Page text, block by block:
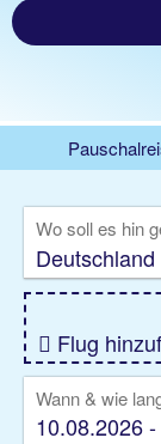
Rundreise
Gruppenreise
Wo soll es hin
Flug
Wann & wie
10.08.2026